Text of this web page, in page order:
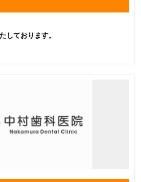
しております。